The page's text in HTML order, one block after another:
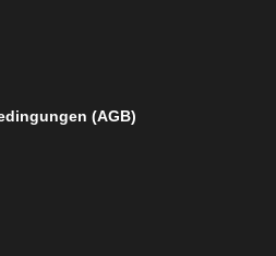
(AGB)